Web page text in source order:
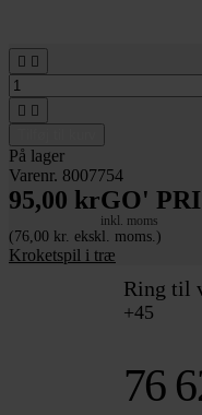
 
 
På lager
Varenr. 8007754
95,00 krGO'
inkl. moms
(76,00 kr. ekskl. moms.)
Kroketspil i træ
Ring til
+45
76